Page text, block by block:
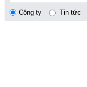
Công ty Tin tức